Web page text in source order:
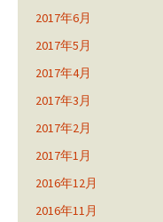
2017年6月
2017年5月
2017年4月
2017年3月
2017年2月
2017年1月
2016年12月
2016年11月